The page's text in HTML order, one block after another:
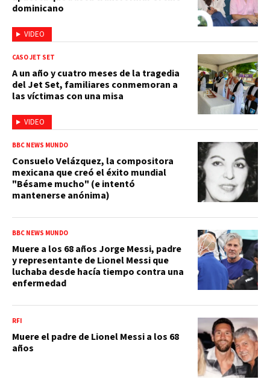
VIDEO
dominicano
VIDEO
CASO JET SET
A un año y cuatro meses de la tragedia
del Jet Set, familiares conmemoran a
las víctimas con una misa
BBC NEWS MUNDO
Consuelo Velázquez, la compositora
mexicana que creó el éxito mundial
"Bésame mucho" (e intentó
mantenerse anónima)
BBC NEWS MUNDO
Muere a los 68 años Jorge Messi, padre
y representante de Lionel Messi que
luchaba desde hacía tiempo contra una
enfermedad
RFI
Muere el padre de Lionel Messi a los 68
años